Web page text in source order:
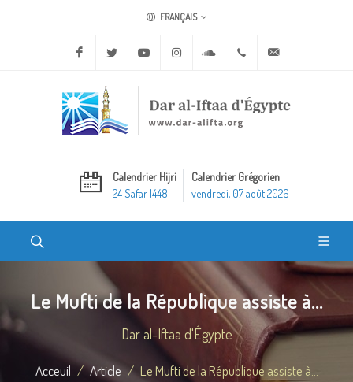
FRANÇAIS
Facebook Twitter Youtube Instagram Soundcloud+20 2 25970400
Calendrier Hijri
24 Safar 1448
Calendrier Grégorien
vendredi, 07 août 2026
Le Mufti de la République assiste à...
Dar al-Iftaa d'Égypte
Acceuil Article Le Mufti de la République assiste à...